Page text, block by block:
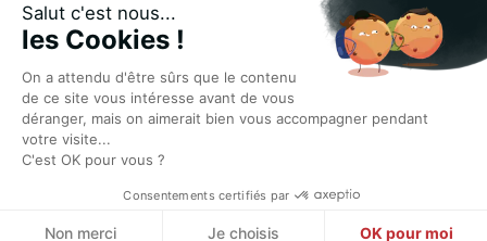
Salut c'est nous...
les Cookies !
On a attendu d'être sûrs que le contenu
de ce site vous intéresse avant de vous
déranger, mais on aimerait bien vous accompagner pendant
votre visite...
C'est OK pour vous ?
Consentements certifiés par
Non merci Je choisis OK pour moi
Mentions légales
Délibérations & arrêtés
Appels d’offres et AMI
Abonnez-vous à la newsletter